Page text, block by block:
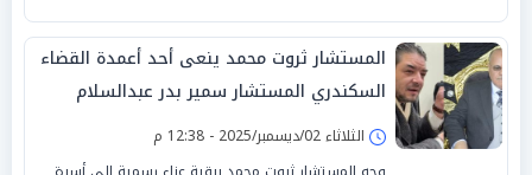
المستشار ثروت محمد ينعى أحد أعمدة القضاء
السكندري المستشار سمير بدر عبدالسلام
إسماعيل
الثلاثاء 02/ديسمبر/2025 - 12:38 م